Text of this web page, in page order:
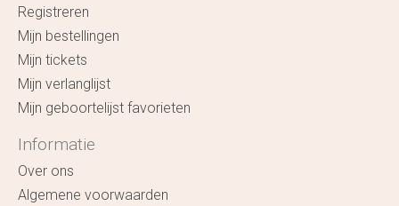
Registreren
Mijn bestellingen
Mijn tickets
Mijn verlanglijst
Mijn geboortelijst favorieten
Informatie
Over ons
Algemene voorwaarden